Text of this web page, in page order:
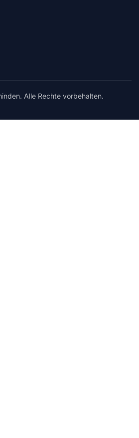
Alle Rechte vorbehalten.